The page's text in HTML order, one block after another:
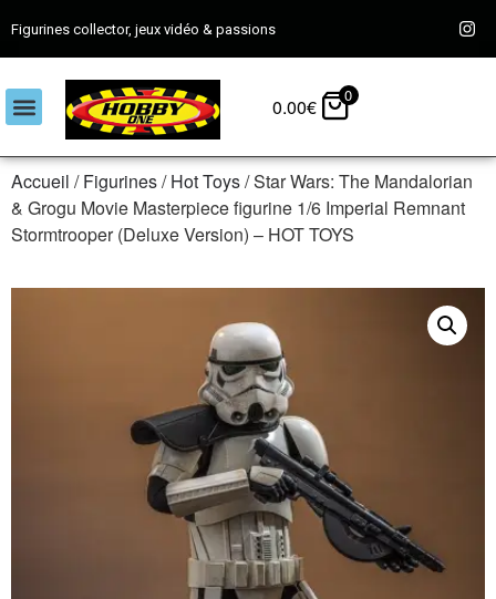
Figurines collector, jeux vidéo & passions
0.00€ 0
Accueil /Figurines/Hot Toys/ Star Wars: The Mandalorian
& Grogu Movie Masterpiece figurine 1/6 Imperial Remnant
Stormtrooper (Deluxe Version) – HOT TOYS